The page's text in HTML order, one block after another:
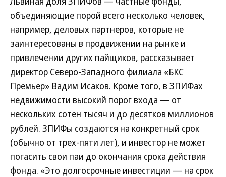
объединяющие порой всего несколько человек,
например, деловых партнеров, которые не
заинтересованы в продвижении на рынке и
привлечении других пайщиков, рассказывает
директор Северо-Западного филиала «БКС
Премьер» Вадим Исаков. Кроме того, в ЗПИФах
недвижимости высокий порог входа — от
нескольких сотен тысяч и до десятков миллионов
рублей. ЗПИФы создаются на конкретный срок
(обычно от трех-пяти лет), и инвестор не может
погасить свои паи до окончания срока действия
фонда. «Это долгосрочные инвестиции — на срок